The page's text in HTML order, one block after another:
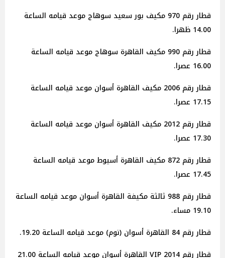
قطار رقم 970 مكيف بور سعيد سوهاج موعد قيامه الساعة
14.00 ظهرا.
قطار رقم 990 مكيف القاهرة سوهاج موعد قيامه الساعة
16.00 عصرا.
قطار رقم 2006 مكيف القاهرة أسوان موعد قيامه الساعة
17.15 عصرا.
قطار رقم 2012 مكيف القاهرة أسوان موعد قيامه الساعة
17.30 عصرا.
قطار رقم 872 مكيف القاهرة أسيوط موعد قيامه الساعة
17.45 عصرا.
قطار رقم 988 ثالثة مكيفة القاهرة أسوان موعد قيامه الساعة
19.10 مساء.
قطار رقم 84 القاهرة أسوان (نوم) موعد قيامه الساعة 19.20.
قطار رقم 2014 VIP القاهرة أسوان موعد قيامه الساعة 21.00